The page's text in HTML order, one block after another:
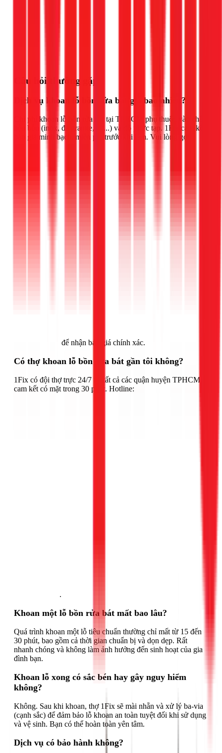
Câu hỏi thường gặp
Dịch vụ khoan lỗ bồn rửa bát giá bao nhiêu?
Chi phí khoan lỗ bồn rửa bát tại TPHCM phụ thuộc vào chất
liệu bồn (inox, đá granite, sứ...) và độ phức tạp. 1Fix cam kết
báo giá minh bạch, miễn phí trước khi làm. Vui lòng gọi
để nhận báo giá chính xác.
Có thợ khoan lỗ bồn rửa bát gần tôi không?
1Fix có đội thợ trực 24/7 tại tất cả các quận huyện TPHCM,
cam kết có mặt trong 30 phút. Hotline:
.
Khoan một lỗ bồn rửa bát mất bao lâu?
Quá trình khoan một lỗ tiêu chuẩn thường chỉ mất từ 15 đến
30 phút, bao gồm cả thời gian chuẩn bị và dọn dẹp. Rất
nhanh chóng và không làm ảnh hưởng đến sinh hoạt của gia
đình bạn.
Khoan lỗ xong có sắc bén hay gây nguy hiểm
không?
Không. Sau khi khoan, thợ 1Fix sẽ mài nhẵn và xử lý ba-via
(cạnh sắc) để đảm bảo lỗ khoan an toàn tuyệt đối khi sử dụng
và vệ sinh. Bạn có thể hoàn toàn yên tâm.
Dịch vụ có bảo hành không?